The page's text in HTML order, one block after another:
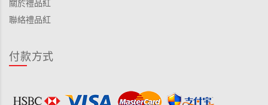
關於禮品紅
聯絡禮品紅
付款方式